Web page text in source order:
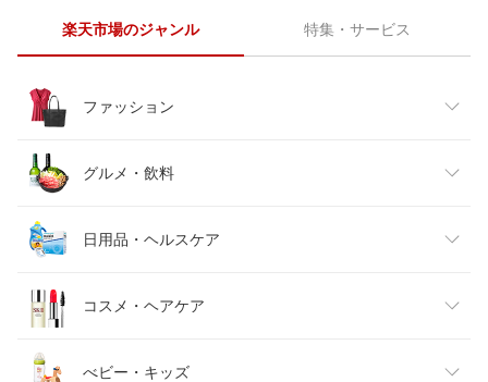
楽天市場のジャンル 特集・サービス
ファッション
レディースファッション
メンズファッション
キッズファッション
ベビーファッション
グルメ・飲料
食品
スイーツ・お菓子
水・ソフトドリンク
日用品・ヘルスケア
日用品雑貨・文房具・手芸
ダイエット・健康
コスメ・ヘアケア
美容・コスメ・香水
べビー・キッズ